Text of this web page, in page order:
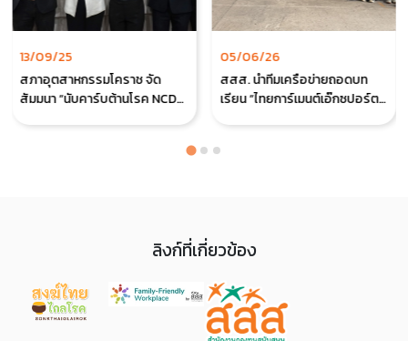
13/09/25
สภาอุตสาหกรรมโคราช จัด
สัมมนา “นับคาร์บต้านโรค NCDs”
05/06/26
สสส. นำทีมเครือข่ายถอดบท
เรียน “ไทยการ์เมนต์เอ๊กซปอร์ต”
ลิงก์ที่เกี่ยวข้อง